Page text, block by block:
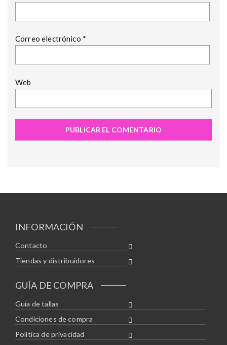
Correo electrónico *
Web
INFORMACIÓN
Contacto
Tiendas y distribuidores
GUÍA DE COMPRA
Guía de tallas
Condiciones de compra
Política de privacidad